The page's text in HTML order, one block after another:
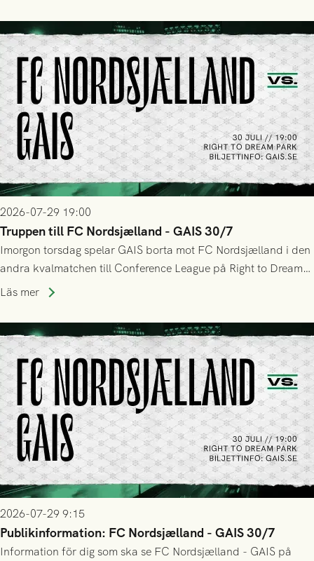
tennissiffror och det grönsvarta europaäventyret tog slut.
2026-07-29 19:00
Truppen till FC Nordsjælland - GAIS 30/7
Imorgon torsdag spelar GAIS borta mot FC Nordsjælland i den
andra kvalmatchen till Conference League på Right to Dream
Park! Fredrik Holmberg och ledarstaben har tagit ut följande
Läs mer
2026-07-29 9:15
Publikinformation: FC Nordsjælland - GAIS 30/7
Information för dig som ska se FC Nordsjælland - GAIS på